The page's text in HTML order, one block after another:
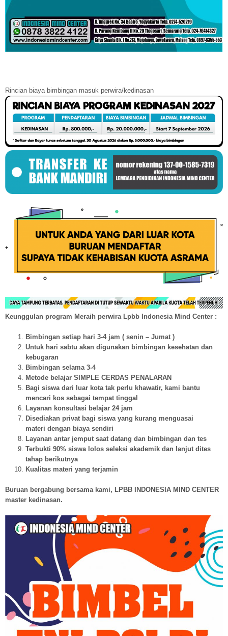
Rincian biaya bimbingan masuk perwira/kedinasan
Keunggulan program Meraih perwira Lpbb Indonesia Mind Center :
Bimbingan setiap hari 3-4 jam ( senin – Jumat )
Untuk hari sabtu akan digunakan bimbingan kesehatan dan
kebugaran
Bimbingan selama 3-4
Metode belajar SIMPLE CERDAS PENALARAN
Bagi siswa dari luar kota tak perlu khawatir, kami bantu
mencari kos sebagai tempat tinggal
Layanan konsultasi belajar 24 jam
Disediakan privat bagi siswa yang kurang menguasai
materi dengan biaya sendiri
Layanan antar jemput saat datang dan bimbingan dan tes
Terbukti 90% siswa lolos seleksi akademik dan lanjut dites
tahap berikutnya
Kualitas materi yang terjamin
Buruan bergabung bersama kami, LPBB INDONESIA MIND CENTER
master kedinasan.